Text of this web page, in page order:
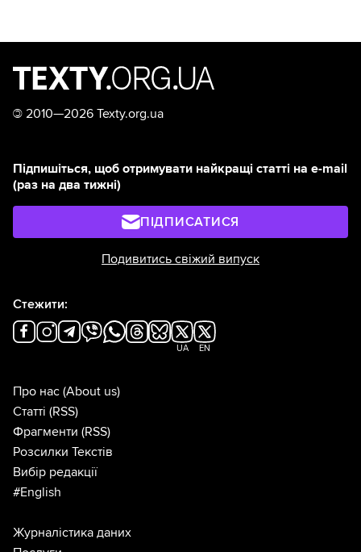
© 2010—2026 Texty.org.ua
Підпишіться, щоб отримувати найкращі статті на e-mail
(раз на два тижні)
ПІДПИСАТИСЯ
Подивитись свіжий випуск
Стежити:
UA EN
Про нас (About us)
Статті (RSS)
Фрагменти (RSS)
Розсилки Текстів
Вибір редакції
#English
Журналістика даних